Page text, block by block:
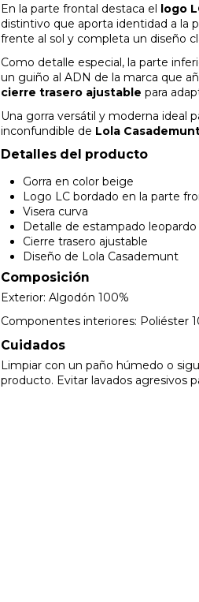
En la parte frontal destaca el logo
distintivo que aporta identidad a la
frente al sol y completa un diseño
Como detalle especial, la parte
un guiño al ADN de la marca que
cierre trasero ajustable para
Una gorra versátil y moderna ideal
inconfundible de Lola
Detalles del producto
Gorra en color beige
Logo LC bordado en la parte
Visera curva
Detalle de estampado
Cierre trasero ajustable
Diseño de Lola Casademunt
Composición
Exterior: Algodón 100%
Componentes interiores: Poliéster
Cuidados
Limpiar con un paño húmedo o
producto. Evitar lavados agresivos